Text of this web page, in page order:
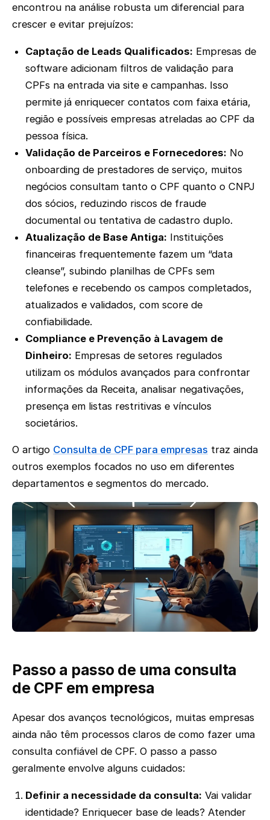
encontrou na análise robusta um diferencial para
crescer e evitar prejuízos:
Captação de Leads Qualificados: Empresas de
software adicionam filtros de validação para
CPFs na entrada via site e campanhas. Isso
permite já enriquecer contatos com faixa etária,
região e possíveis empresas atreladas ao CPF da
pessoa física.
Validação de Parceiros e Fornecedores: No
onboarding de prestadores de serviço, muitos
negócios consultam tanto o CPF quanto o CNPJ
dos sócios, reduzindo riscos de fraude
documental ou tentativa de cadastro duplo.
Atualização de Base Antiga: Instituições
financeiras frequentemente fazem um “data
cleanse”, subindo planilhas de CPFs sem
telefones e recebendo os campos completados,
atualizados e validados, com score de
confiabilidade.
Compliance e Prevenção à Lavagem de
Dinheiro: Empresas de setores regulados
utilizam os módulos avançados para confrontar
informações da Receita, analisar negativações,
presença em listas restritivas e vínculos
societários.
O artigo Consulta de CPF para empresas traz ainda
outros exemplos focados no uso em diferentes
departamentos e segmentos do mercado.
Passo a passo de uma consulta
de CPF em empresa
Apesar dos avanços tecnológicos, muitas empresas
ainda não têm processos claros de como fazer uma
consulta confiável de CPF. O passo a passo
geralmente envolve alguns cuidados:
Definir a necessidade da consulta: Vai validar
identidade? Enriquecer base de leads? Atender